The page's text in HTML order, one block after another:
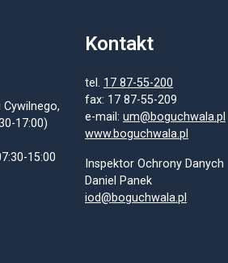
Cywilnego,
17:00)
15:00
Kontakt
tel. 17 87-55-200
fax: 17 87-55-209
e-mail: um@boguchwala.pl
www.boguchwala.pl
Inspektor Ochrony Danych
Daniel Panek
iod@boguchwala.pl